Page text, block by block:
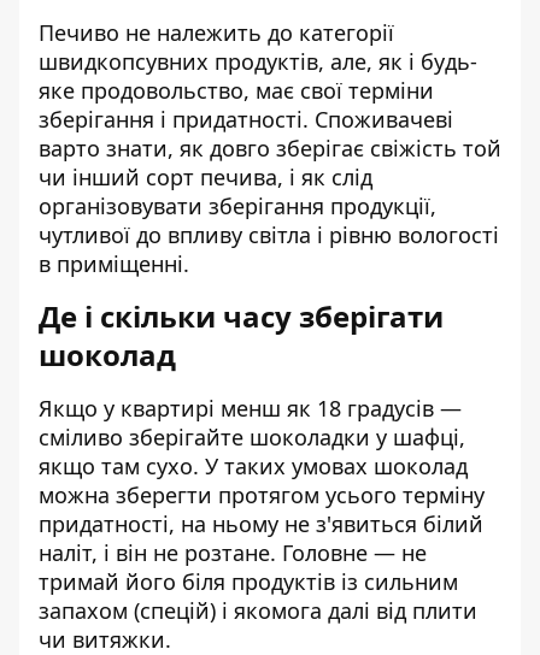
Печиво не належить до категорії
швидкопсувних продуктів, але, як і будь-
яке продовольство, має свої терміни
зберігання і придатності. Споживачеві
варто знати, як довго зберігає свіжість той
чи інший сорт печива, і як слід
організовувати зберігання продукції,
чутливої ​​до впливу світла і рівню вологості
в приміщенні.
Де і скільки часу зберігати
шоколад
Якщо у квартирі менш як 18 градусів —
сміливо зберігайте шоколадки у шафці,
якщо там сухо. У таких умовах шоколад
можна зберегти протягом усього терміну
придатності, на ньому не з'явиться білий
наліт, і він не розтане. Головне — не
тримай його біля продуктів із сильним
запахом (спецій) і якомога далі від плити
чи витяжки.